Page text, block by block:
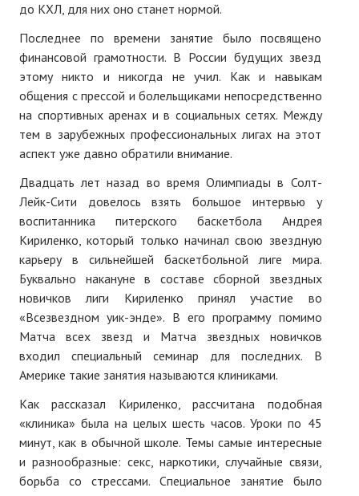
до КХЛ, для них оно станет нормой.
Последнее по времени занятие было посвящено
финансовой грамотности. В России будущих звезд
этому никто и никогда не учил. Как и навыкам
общения с прессой и болельщиками непосредственно
на спортивных аренах и в социальных сетях. Между
тем в зарубежных профессиональных лигах на этот
аспект уже давно обратили внимание.
Двадцать лет назад во время Олимпиады в Солт-
Лейк-Сити довелось взять большое интервью у
воспитанника питерского баскетбола Андрея
Кириленко, который только начинал свою звездную
карьеру в сильнейшей баскетбольной лиге мира.
Буквально накануне в составе сборной звездных
новичков лиги Кириленко принял участие во
«Всезвездном уик-энде». В его программу помимо
Матча всех звезд и Матча звездных новичков
входил специальный семинар для последних. В
Америке такие занятия называются клиниками.
Как рассказал Кириленко, рассчитана подобная
«клиника» была на целых шесть часов. Уроки по 45
минут, как в обычной школе. Темы самые интересные
и разнообразные: секс, наркотики, случайные связи,
борьба со стрессами. Специальное занятие было